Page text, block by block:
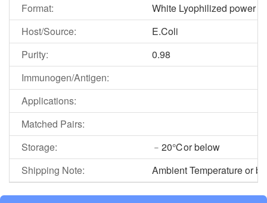
Format:
White Lyophilized power
Host/Source:
E.Coli
Purity:
0.98
Immunogen/Antigen:
Applications:
Matched Pairs:
Storage:
﹣20℃or below
Shipping Note:
Ambient Temperature or